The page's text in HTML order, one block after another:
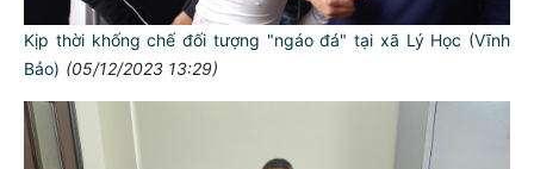
Kịp thời khống chế đối tượng "ngáo đá" tại xã Lý Học (Vĩnh
Bảo) (05/12/2023 13:29)